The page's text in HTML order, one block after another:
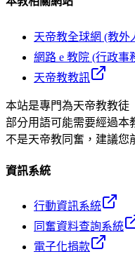
天帝教全球網 (教外
網路 e 教院 (行政事
天帝教教訊
本站是專門為天帝教教徒
部分用語可能需要經過本
不是天帝教同奮，建議您
資訊系統
行動資訊系統
同奮資料查詢系統
電子化捐款